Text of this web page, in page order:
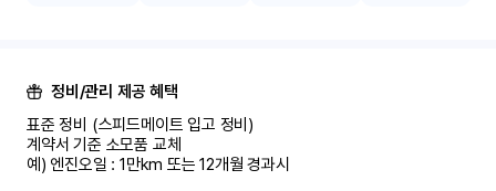
정비/관리 제공 혜택
표준 정비 (스피드메이트 입고 정비)
계약서 기준 소모품 교체
예) 엔진오일 : 1만km 또는 12개월 경과시